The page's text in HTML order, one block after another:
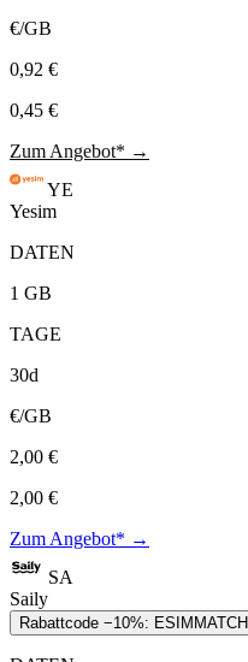
€/GB
0,92 €
0,45 €
Zum Angebot* →
YE
Yesim
DATEN
1 GB
TAGE
30d
€/GB
2,00 €
2,00 €
Zum Angebot* →
SA
Saily
Rabattcode −10%: ESIMMATCH